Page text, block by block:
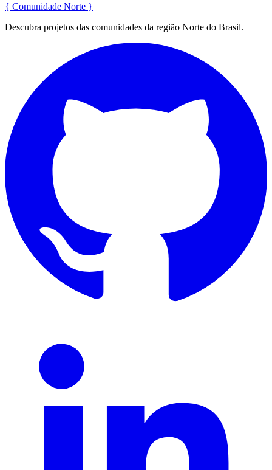
{ Comunidade Norte }
Descubra projetos das comunidades da região Norte do Brasil.